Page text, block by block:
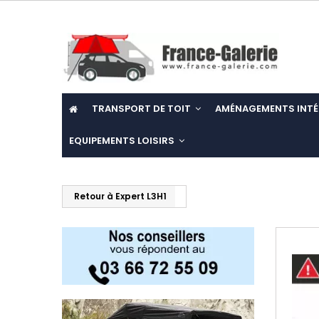
TRANSPORT DE TOIT AMÉNAGEMENTS
EQUIPEMENTS LOISIRS
Retour à Expert L3H1